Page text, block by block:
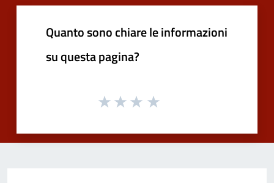
Quanto sono chiare le informazioni
su questa pagina?